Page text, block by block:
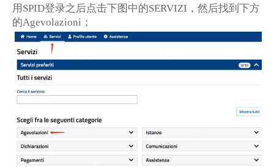
用SPID登录之后点击下图中的SERVIZI ，然后找到下方
的Agevolazioni ；